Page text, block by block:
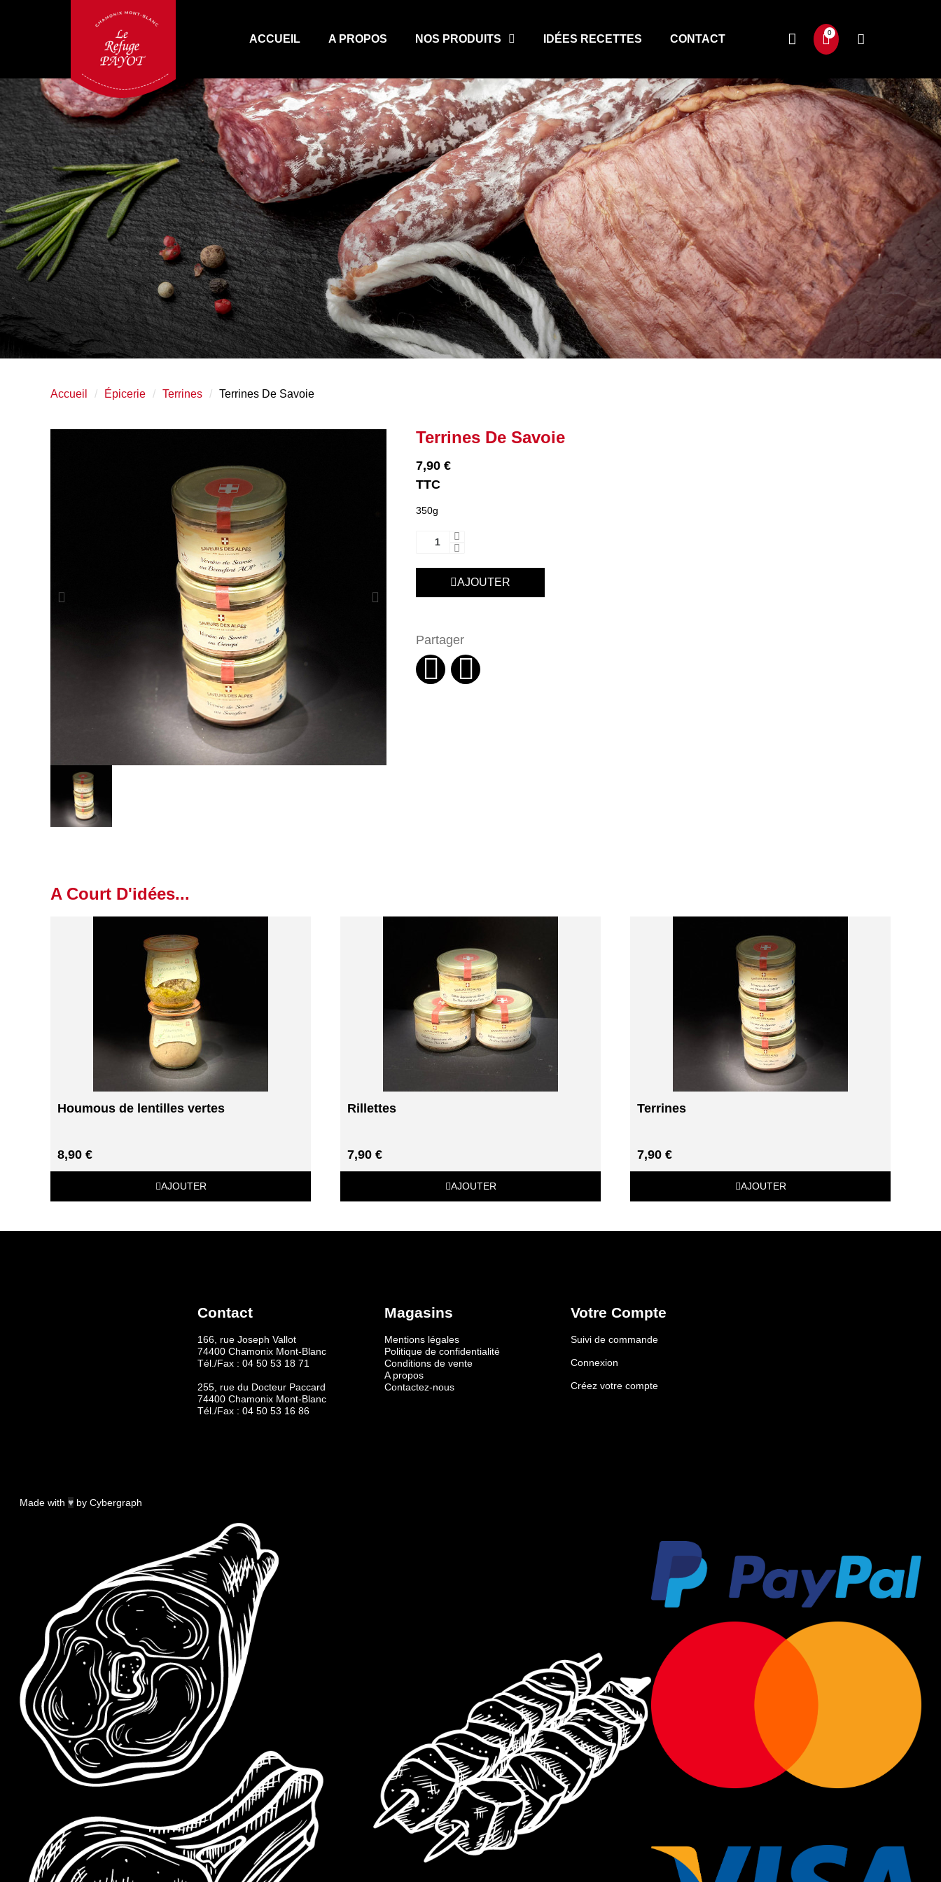
ACCUEIL A PROPOS NOS PRODUITS IDÉES RECETTES CONTACT
Accueil Épicerie Terrines Terrines De Savoie
Terrines De Savoie
7,90 €
TTC
350g
AJOUTER
Partager
A Court D'idées...
Houmous de lentilles vertes
8,90 €
AJOUTER
Rillettes
7,90 €
AJOUTER
Terrines
7,90 €
AJOUTER
Contact
166, rue Joseph Vallot
74400 Chamonix Mont-Blanc
Tél./Fax : 04 50 53 18 71
255, rue du Docteur Paccard
74400 Chamonix Mont-Blanc
Tél./Fax : 04 50 53 16 86
Magasins
Mentions légales
Politique de confidentialité
Conditions de vente
A propos
Contactez-nous
Votre Compte
Suivi de commande
Connexion
Créez votre compte
Made with ♥ by Cybergraph